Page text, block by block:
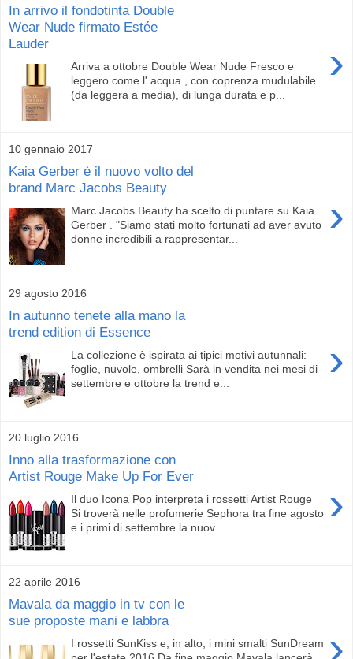
In arrivo il fondotinta Double
Wear Nude firmato Estée
Lauder
›
Arriva a ottobre Double Wear Nude Fresco e
leggero come l' acqua , con coprenza mudulabile
(da leggera a media), di lunga durata e p...
10 gennaio 2017
Kaia Gerber è il nuovo volto del
brand Marc Jacobs Beauty
›
Marc Jacobs Beauty ha scelto di puntare su Kaia
Gerber . "Siamo stati molto fortunati ad aver avuto
donne incredibili a rappresentar...
29 agosto 2016
In autunno tenete alla mano la
trend edition di Essence
›
La collezione è ispirata ai tipici motivi autunnali:
foglie, nuvole, ombrelli Sarà in vendita nei mesi di
settembre e ottobre la trend e...
20 luglio 2016
Inno alla trasformazione con
Artist Rouge Make Up For Ever
›
Il duo Icona Pop interpreta i rossetti Artist Rouge
Si troverà nelle profumerie Sephora tra fine agosto
e i primi di settembre la nuov...
22 aprile 2016
Mavala da maggio in tv con le
sue proposte mani e labbra
›
I rossetti SunKiss e, in alto, i mini smalti SunDream